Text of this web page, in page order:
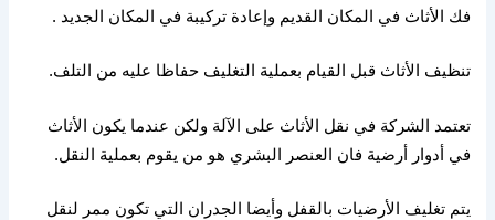
فك الأثاث في المكان القديم وإعادة تركيبة في المكان الجديد .
تنظيف الأثاث قبل القيام بعملية التغليف حفاظا عليه من التلف.
تعتمد الشركة في نقل الأثاث على الآلة ولكن عندما يكون الأثاث
في أدوار أرضية فان العنصر البشري هو من يقوم بعملية النقل.
يتم تغليف الأرضيات بالقفل وأيضا الجدران التي تكون ممر لنقل